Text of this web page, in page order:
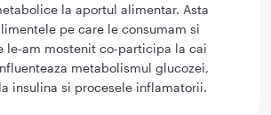
la aportul alimentar. Asta
pe care le consumam si
le-am mostenit co-participa la cai
metabolismul glucozei,
insulina si procesele inflamatorii.